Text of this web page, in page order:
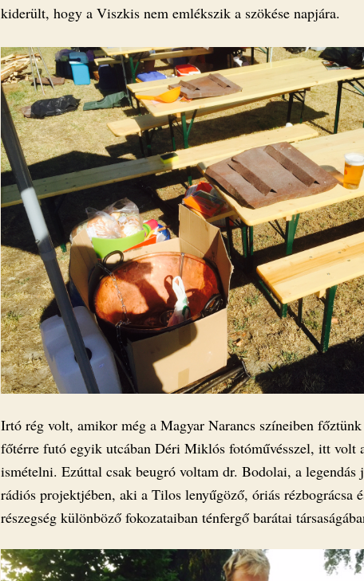
kiderült, hogy a Viszkis nem emlékszik a szökése napjára.
Irtó rég volt, amikor még a Magyar Narancs színeiben
főtérre futó egyik utcában Déri Miklós fotóművésszel, itt volt
ismételni. Ezúttal csak beugró voltam dr. Bodolai, a legendás
rádiós projektjében, aki a Tilos lenyűgöző, óriás rézbográcsa
részegség különböző fokozataiban ténfergő barátai